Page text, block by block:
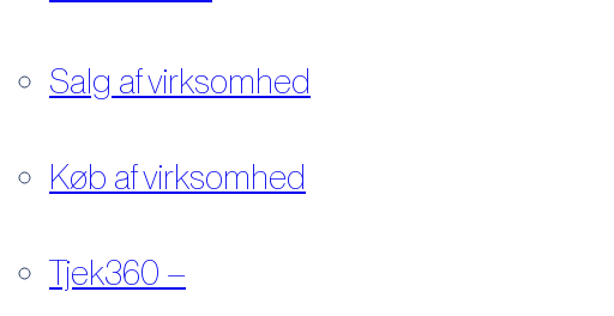
Salg af virksomhed
Køb af virksomhed
Tjek360 –